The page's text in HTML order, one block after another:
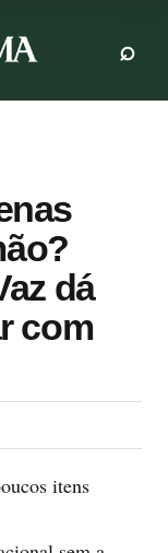
dá
com
itens